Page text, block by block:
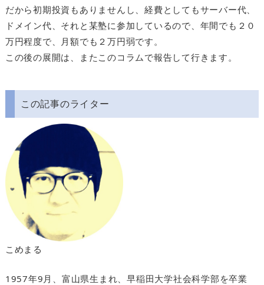
だから初期投資もありませんし、経費としてもサーバー代、
ドメイン代、それと某塾に参加しているので、年間でも２０
万円程度で、月額でも２万円弱です。
この後の展開は、またこのコラムで報告して行きます。
この記事のライター
こめまる
1957年9月、富山県生まれ、早稲田大学社会科学部を卒業